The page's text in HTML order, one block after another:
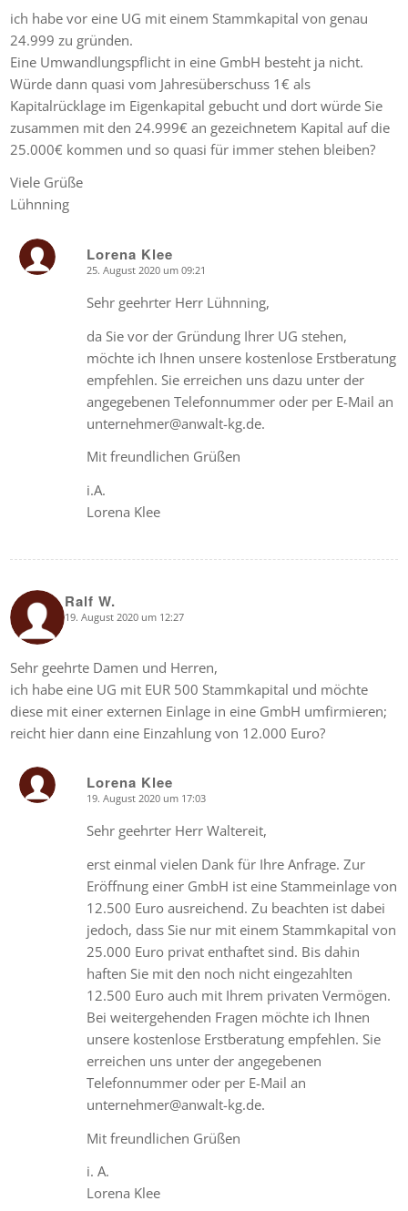
ich habe vor eine UG mit einem Stammkapital von genau
24.999 zu gründen.
Eine Umwandlungspflicht in eine GmbH besteht ja nicht.
Würde dann quasi vom Jahresüberschuss 1€ als
Kapitalrücklage im Eigenkapital gebucht und dort würde Sie
zusammen mit den 24.999€ an gezeichnetem Kapital auf die
25.000€ kommen und so quasi für immer stehen bleiben?
Viele Grüße
Lühnning
Lorena Klee
25. August 2020 um 09:21
Sehr geehrter Herr Lühnning,
da Sie vor der Gründung Ihrer UG stehen,
möchte ich Ihnen unsere kostenlose Erstberatung
empfehlen. Sie erreichen uns dazu unter der
angegebenen Telefonnummer oder per E-Mail an
unternehmer@anwalt-kg.de.
Mit freundlichen Grüßen
i.A.
Lorena Klee
Ralf W.
says: 19. August 2020 um 12:27
Sehr geehrte Damen und Herren,
ich habe eine UG mit EUR 500 Stammkapital und möchte
diese mit einer externen Einlage in eine GmbH umfirmieren;
reicht hier dann eine Einzahlung von 12.000 Euro?
Lorena Klee
19. August 2020 um 17:03
Sehr geehrter Herr Waltereit,
erst einmal vielen Dank für Ihre Anfrage. Zur
Eröffnung einer GmbH ist eine Stammeinlage von
12.500 Euro ausreichend. Zu beachten ist dabei
jedoch, dass Sie nur mit einem Stammkapital von
25.000 Euro privat enthaftet sind. Bis dahin
haften Sie mit den noch nicht eingezahlten
12.500 Euro auch mit Ihrem privaten Vermögen.
Bei weitergehenden Fragen möchte ich Ihnen
unsere kostenlose Erstberatung empfehlen. Sie
erreichen uns unter der angegebenen
Telefonnummer oder per E-Mail an
unternehmer@anwalt-kg.de.
Mit freundlichen Grüßen
i. A.
Lorena Klee